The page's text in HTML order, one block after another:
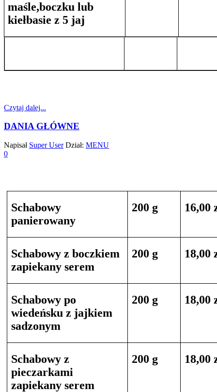
maśle,boczku lub
kiełbasie z 5 jaj
Czytaj dalej...
DANIA GŁÓWNE
Napisał Super User Dział: MENU
0
Schabowy
panierowany
200 g 16,00
Schabowy z boczkiem
zapiekany serem
200 g 18,00
Schabowy po
wiedeńsku z jajkiem
sadzonym
200 g 18,00
Schabowy z
pieczarkami
zapiekany serem
200 g 18,00